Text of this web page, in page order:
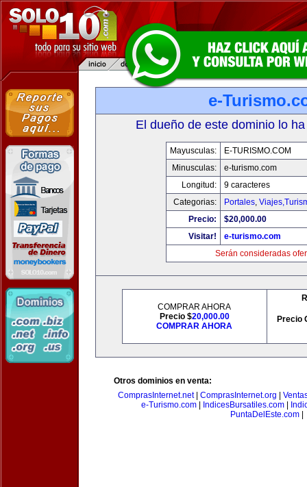
e-
El dueño de este dominio lo
Mayusculas:
E-TURISMO.COM
Minusculas:
e-turismo.com
Longitud:
9 caracteres
Categorias:
Portales,
Precio:
$20,000.00
Visitar!
e-turismo.com
Serán consideradas
COMPRAR AHORA
Precio $20,000.00
COMPRAR AHORA
Precio
Otros dominios en venta:
ComprasInternet.net| ComprasInternet.org
e-Turismo.com| IndicesBursatiles.com|
PuntaDelEste.com|